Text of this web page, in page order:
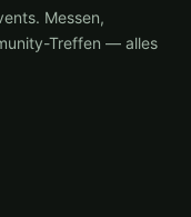
Messen,
Treffen — alles